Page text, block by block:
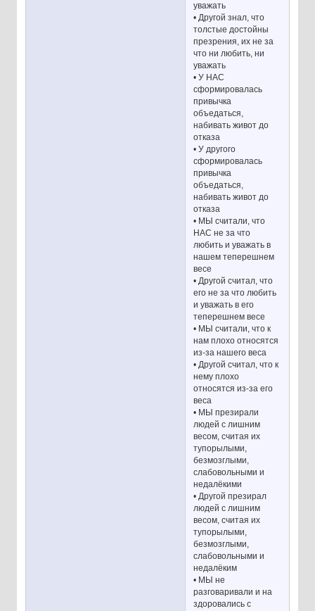
уважать
• Другой знал, что
толстые достойны
презрения, их не за
что ни любить, ни
уважать
• У НАС
сформировалась
привычка
объедаться,
набивать живот до
отказа
• У другого
сформировалась
привычка
объедаться,
набивать живот до
отказа
• МЫ считали, что
НАС не за что
любить и уважать в
нашем теперешнем
весе
• Другой считал, что
его не за что любить
и уважать в его
теперешнем весе
• МЫ считали, что к
нам плохо относятся
из-за нашего веса
• Другой считал, что к
нему плохо
относятся из-за его
веса
• МЫ презирали
людей с лишним
весом, считая их
тупорылыми,
безмозглыми,
слабовольными и
недалёкими
• Другой презирал
людей с лишним
весом, считая их
тупорылыми,
безмозглыми,
слабовольными и
недалёким
• МЫ не
разговаривали и на
здоровались с